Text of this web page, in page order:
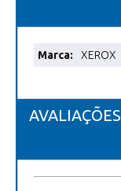
Mais
XEROX
AVALIAÇÕES